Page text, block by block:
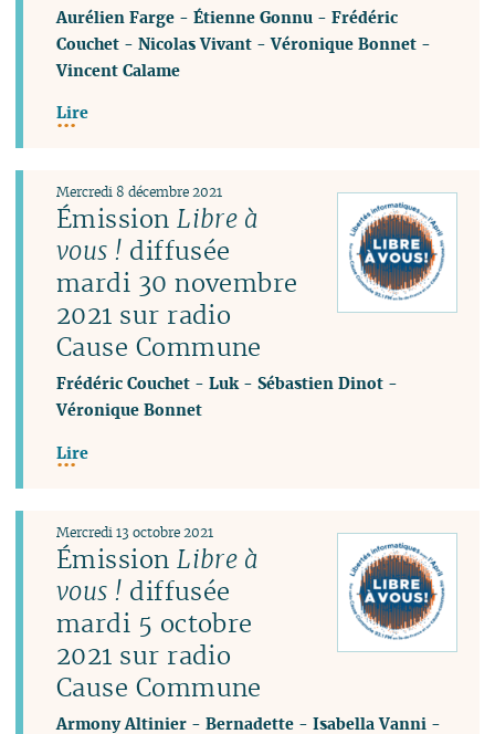
Aurélien Farge -Étienne Gonnu -Frédéric
Couchet -Nicolas Vivant -Véronique Bonnet -
Vincent Calame
Lire
ÉmissionLibre à
vous ! diffusée
mardi 30 novembre
2021 sur radio
Cause Commune
Mercredi 8 décembre 2021
Frédéric Couchet -Luk-Sébastien Dinot -
Véronique Bonnet
Lire
ÉmissionLibre à
vous ! diffusée
mardi 5 octobre
2021 sur radio
Cause Commune
Mercredi 13 octobre 2021
Armony Altinier -Bernadette -Isabella Vanni -